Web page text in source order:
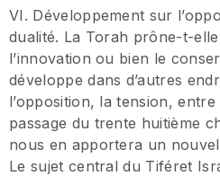
VI. Développement sur
dualité. La Torah prône-t-
l’innovation ou bien le
développe dans d’autres
l’opposition, la tension,
passage du trente huitième
nous en apportera un
Le sujet central du Tiféret